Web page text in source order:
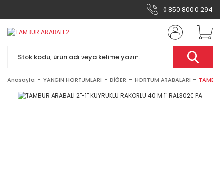
0 850 800 0 294
Anasayfa YANGIN HORTUMLARI DİĞER HORTUM ARABALARI